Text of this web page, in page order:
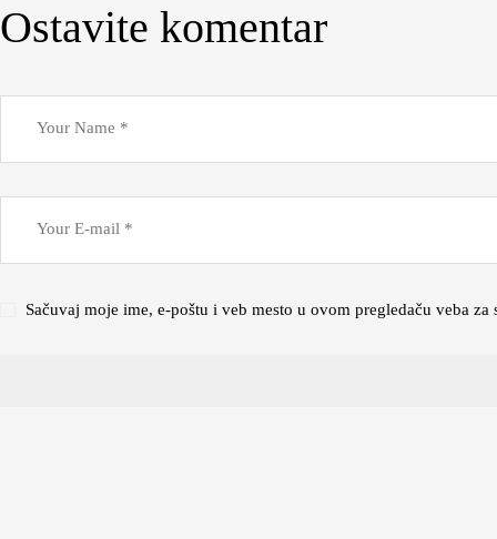
Ostavite komentar
Sačuvaj moje ime, e-poštu i veb mesto u ovom pregledaču veba za